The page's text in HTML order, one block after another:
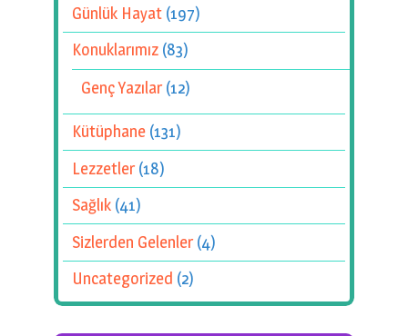
Günlük Hayat (197)
Konuklarımız (83)
Genç Yazılar(12)
Kütüphane (131)
Lezzetler(18)
Sağlık (41)
Sizlerden Gelenler(4)
Uncategorized (2)